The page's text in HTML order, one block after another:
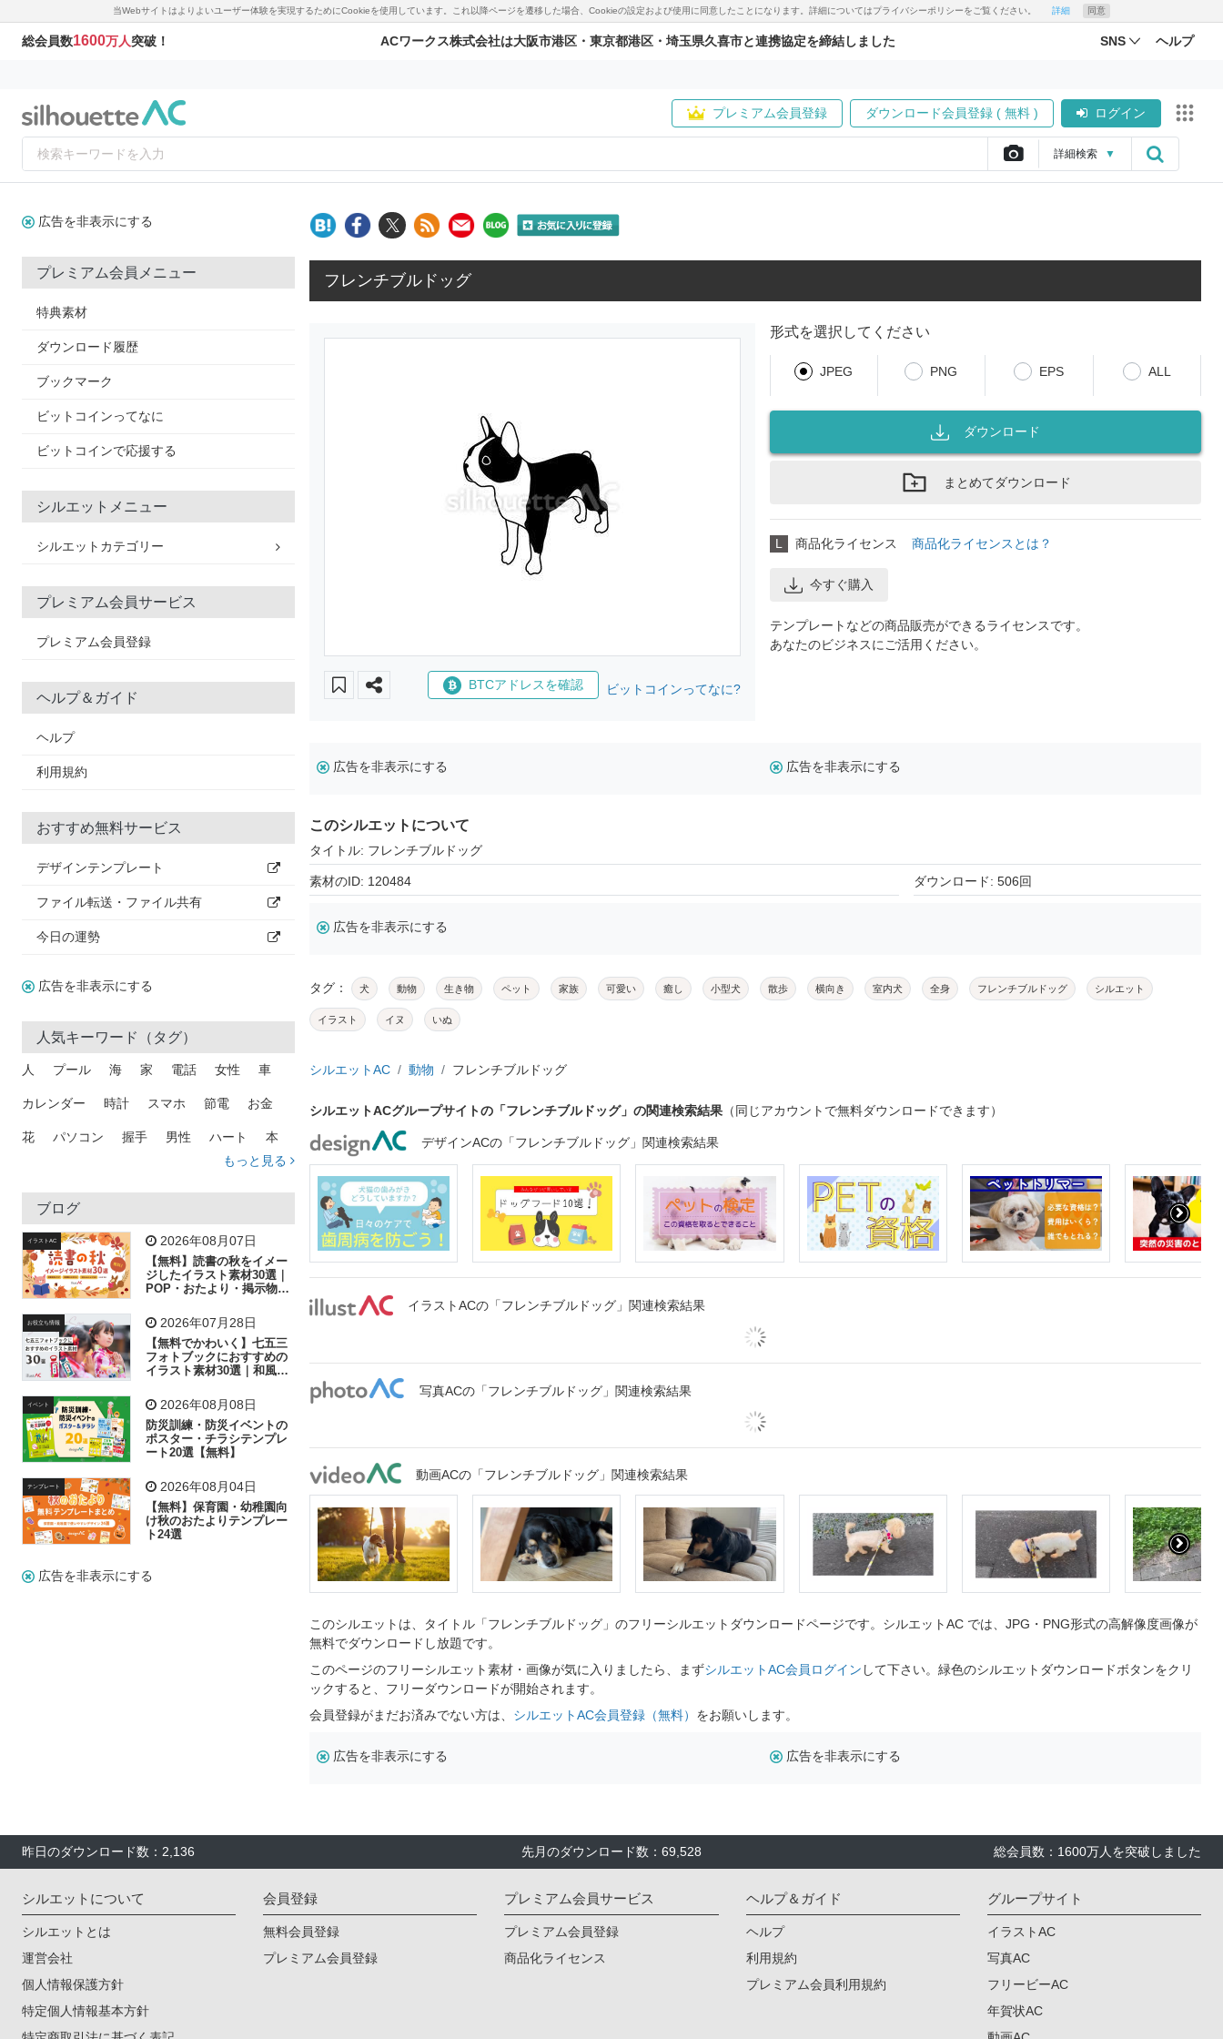
当Webサイトはよりよいユーザー体験を実現するためにCookieを使用しています。これ以降ページを遷移した場合、Cookieの設定および使用に同意したことになります。詳細についてはプライバシーポリシーをご覧ください。 詳細 同意
総会員数1600万人突破！ ACワークス株式会社は大阪市港区・東京都港区・埼玉県久喜市と連携協定を締結しました SNS ヘルプ
プレミアム会員登録 ダウンロード会員登録 ( 無料 ) ログイン
詳細検索 ▼
広告を非表示にする
プレミアム会員メニュー
特典素材
ダウンロード履歴
ブックマーク
ビットコインってなに
ビットコインで応援する
シルエットメニュー
シルエットカテゴリー
プレミアム会員サービス
プレミアム会員登録
ヘルプ＆ガイド
ヘルプ
利用規約
おすすめ無料サービス
デザインテンプレート
ファイル転送・ファイル共有
今日の運勢
広告を非表示にする
人気キーワード（タグ）
人 プール 海 家 電話 女性 車
カレンダー 時計 スマホ 節電 お金
花 パソコン 握手 男性 ハート 本
トラック 木
吹き出し
飛行機 グラフ ビル 魚 家族 書類
歩く 工場 会社 太陽 キラキラ
子供 作業員 葉 相談 ピクトグラム
もっと見る
ブログ
イラストAC 2026年08月07日
【無料】読書の秋をイメー
ジしたイラスト素材30選｜
POP・おたより・掲示物に
お役立ち情報 2026年07月28日
【無料でかわいく】七五三
フォトブックにおすすめの
イラスト素材30選｜和風の
イベント 2026年08月08日
防災訓練・防災イベントの
ポスター・チラシテンプレ
ート20選【無料】
テンプレート 2026年08月04日
【無料】保育園・幼稚園向
け秋のおたよりテンプレー
ト24選
広告を非表示にする
フレンチブルドッグ
BTCアドレスを確認 ビットコインってなに?
形式を選択してください
JPEG PNG EPS ALL
ダウンロード
まとめてダウンロード
L 商品化ライセンス 商品化ライセンスとは？
今すぐ購入
テンプレートなどの商品販売ができるライセンスです。
あなたのビジネスにご活用ください。
広告を非表示にする 広告を非表示にする
このシルエットについて
タイトル: フレンチブルドッグ
素材のID: 120484 ダウンロード: 506回
広告を非表示にする
タグ： 犬 動物 生き物 ペット 家族 可愛い 癒し 小型犬 散歩 横向き 室内犬 全身 フレンチブルドッグ シルエット
イラスト イヌ いぬ
シルエットAC 動物 フレンチブルドッグ
シルエットACグループサイトの「フレンチブルドッグ」の関連検索結果 （同じアカウントで無料ダウンロードできます）
デザインACの「フレンチブルドッグ」関連検索結果
イラストACの「フレンチブルドッグ」関連検索結果
写真ACの「フレンチブルドッグ」関連検索結果
動画ACの「フレンチブルドッグ」関連検索結果
このシルエットは、タイトル「フレンチブルドッグ」のフリーシルエットダウンロードページです。シルエットAC では、JPG・PNG形式の高解像度画像が
無料でダウンロードし放題です。
このページのフリーシルエット素材・画像が気に入りましたら、まずシルエットAC会員ログイン して下さい。緑色のシルエットダウンロードボタンをクリ
ックすると、フリーダウンロードが開始されます。
会員登録がまだお済みでない方は、 シルエットAC会員登録（無料） をお願いします。
広告を非表示にする 広告を非表示にする
昨日のダウンロード数：2,136 先月のダウンロード数：69,528 総会員数：1600万人を突破しました
シルエットについて
シルエットとは
運営会社
個人情報保護方針
特定個人情報基本方針
会員登録
無料会員登録
プレミアム会員登録
プレミアム会員サービス
プレミアム会員登録
商品化ライセンス
ヘルプ＆ガイド
ヘルプ
利用規約
プレミアム会員利用規約
グループサイト
イラストAC
写真AC
フリービーAC
年賀状AC